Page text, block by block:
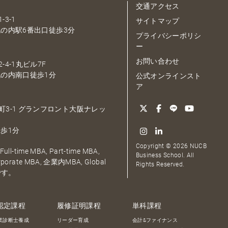
3-1
内駅6番出口徒歩3分
4-1丸ビル7F
内南口徒歩1分
3-1 グランフロント大阪ナレッ
1分
time MBA, Part-time MBA,
MBA, 企業内MBA, Global
。
交通アクセス
サイトマップ
プライバシーポリシ
ー
お問い合わせ
公式オンラインスト
ア
Copyright © 2026 NUCB
Business School. All
Rights Reserved.
定課程
診断士養成
履修証明課程
リーダー育成
単科課程
会計&ファイナンス